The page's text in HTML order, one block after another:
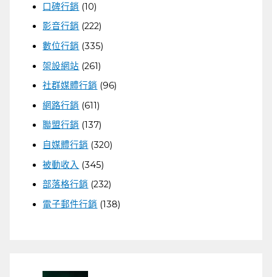
口碑行銷 (10)
影音行銷 (222)
數位行銷 (335)
架設網站 (261)
社群媒體行銷 (96)
網路行銷 (611)
聯盟行銷 (137)
自媒體行銷 (320)
被動收入 (345)
部落格行銷 (232)
電子郵件行銷 (138)